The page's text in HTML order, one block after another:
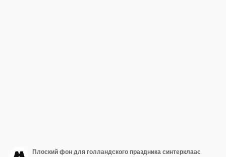
Плоский фон для голландского праздника синтерклаас